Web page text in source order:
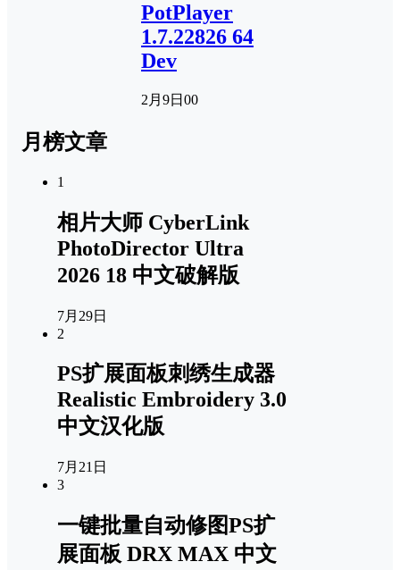
PotPlayer
1.7.22826 64
Dev
2月9日 00
月榜文章
1
相片大师 CyberLink
PhotoDirector Ultra
2026 18 中文破解版
7月29日
2
PS扩展面板刺绣生成器
Realistic Embroidery 3.0
中文汉化版
7月21日
3
一键批量自动修图PS扩
展面板 DRX MAX 中文